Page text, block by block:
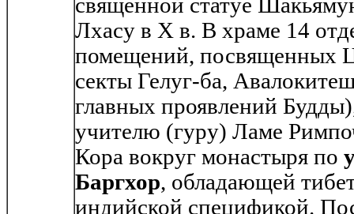
священной статуе
Лхасу в X в. В храме 14
помещений, посвященных
секты Гелуг-ба,
главных проявлений
учителю (гуру) Ламе
Кора вокруг монастыря по
Баргхор, обладающей
индийской спецификой.